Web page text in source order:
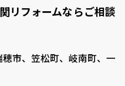
リフォームならご相談
市、笠松町、岐南町、一